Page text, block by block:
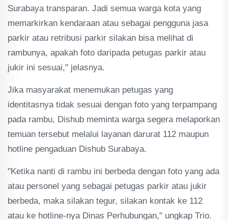
Surabaya transparan. Jadi semua warga kota yang
memarkirkan kendaraan atau sebagai pengguna jasa
parkir atau retribusi parkir silakan bisa melihat di
rambunya, apakah foto daripada petugas parkir atau
jukir ini sesuai," jelasnya.
Jika masyarakat menemukan petugas yang
identitasnya tidak sesuai dengan foto yang terpampang
pada rambu, Dishub meminta warga segera melaporkan
temuan tersebut melalui layanan darurat 112 maupun
hotline pengaduan Dishub Surabaya.
"Ketika nanti di rambu ini berbeda dengan foto yang ada
atau personel yang sebagai petugas parkir atau jukir
berbeda, maka silakan tegur, silakan kontak ke 112
atau ke hotline-nya Dinas Perhubungan," ungkap Trio.